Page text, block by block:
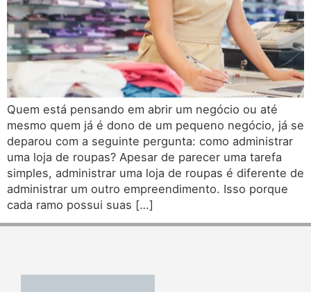
Quem está pensando em abrir um negócio ou até
mesmo quem já é dono de um pequeno negócio, já se
deparou com a seguinte pergunta: como administrar
uma loja de roupas? Apesar de parecer uma tarefa
simples, administrar uma loja de roupas é diferente de
administrar um outro empreendimento. Isso porque
cada ramo possui suas […]